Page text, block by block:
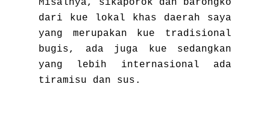
Misalnya, sikaporok dan barongko
dari kue lokal khas daerah saya
yang merupakan kue tradisional
bugis, ada juga kue sedangkan
yang lebih internasional ada
tiramisu dan sus.